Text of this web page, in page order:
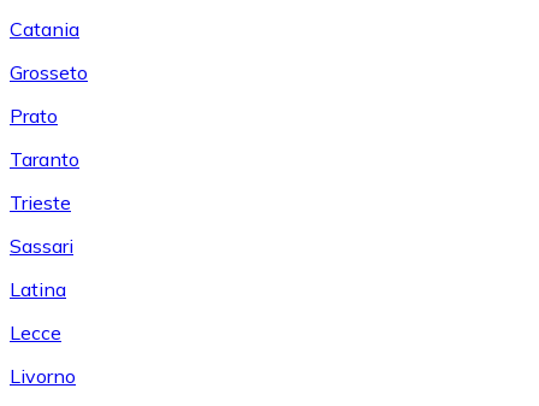
Catania
Grosseto
Prato
Taranto
Trieste
Sassari
Latina
Lecce
Livorno